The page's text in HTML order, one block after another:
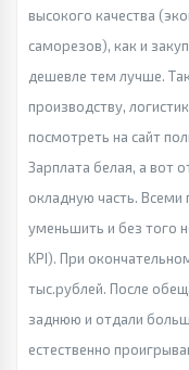
высокого качества
саморезов), как и
дешевле тем лучше.
производству,
посмотреть на сайт
Зарплата белая, а вот
окладную часть.
уменьшить и без того
KPI). При
тыс.рублей. После
заднюю и отдали
естественно